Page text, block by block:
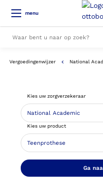
menu
Alle resultaten
Vergoedingenwijzer National
Kies uw zorgverzekeraar
Kies uw product
Ga